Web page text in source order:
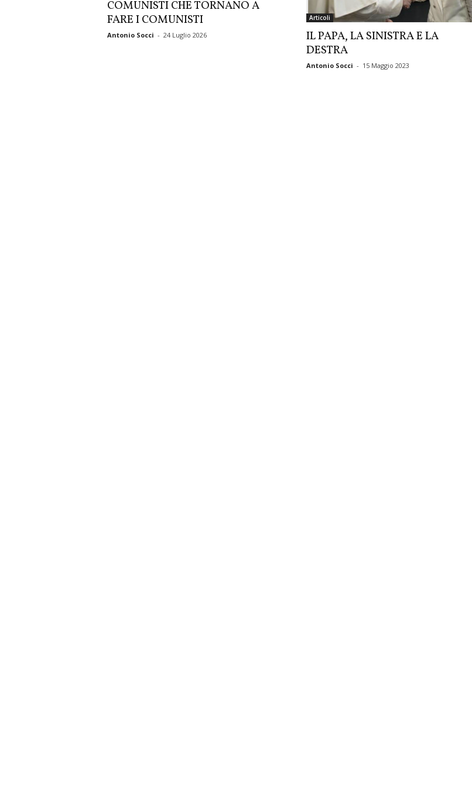
COMUNISTI CHE TORNANO A
FARE I COMUNISTI
Antonio Socci - 24 Luglio 2026
Articoli
IL PAPA, LA SINISTRA E LA
DESTRA
Antonio Socci - 15 Maggio 2023